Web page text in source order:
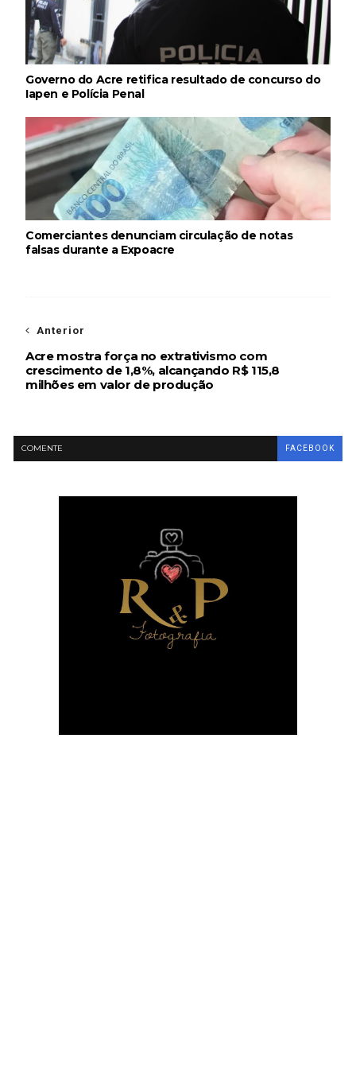
Governo do Acre retifica resultado de concurso do
Iapen e Polícia Penal
Comerciantes denunciam circulação de notas
falsas durante a Expoacre
Anterior
Acre mostra força no extrativismo com
crescimento de 1,8%, alcançando R$ 115,8
milhões em valor de produção
COMENTE FACEBOOK